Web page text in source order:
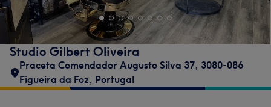
Studio Gilbert Oliveira
Praceta Comendador Augusto Silva 37, 3080-086
Figueira da Foz, Portugal